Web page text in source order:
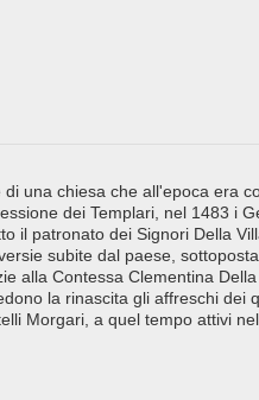
una chiesa che all'epoca era
dei Templari, nel 1483 i
il patronato dei Signori Della
subite dal paese,
alla Contessa Clementina
la rinascita gli affreschi dei
Morgari, a quel tempo attivi